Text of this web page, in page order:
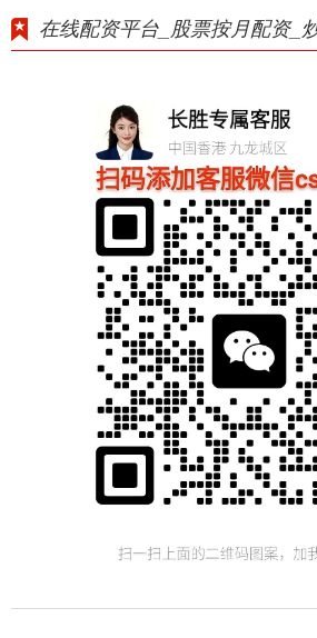
在线配资平台_股票按月配资_